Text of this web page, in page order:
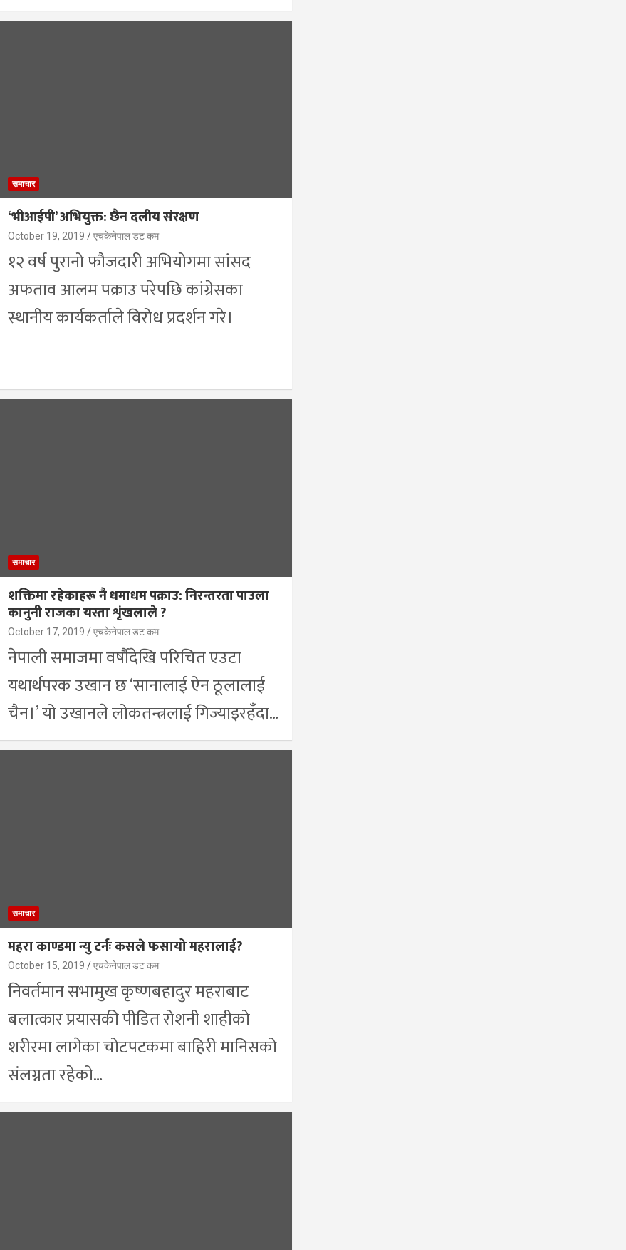
समाचार
‘भीआईपी’ अभियुक्त: छैन दलीय संरक्षण
October 19, 2019 एचकेनेपाल डट कम
१२ वर्ष पुरानो फौजदारी अभियोगमा सांसद
अफताव आलम पक्राउ परेपछि कांग्रेसका
स्थानीय कार्यकर्ताले विरोध प्रदर्शन गरे।
समाचार
शक्तिमा रहेकाहरू नै धमाधम पक्राउ: निरन्तरता पाउला
कानुनी राजका यस्ता शृंखलाले ?
October 17, 2019 एचकेनेपाल डट कम
नेपाली समाजमा वर्षौदेखि परिचित एउटा
यथार्थपरक उखान छ ‘सानालाई ऐन ठूलालाई
चैन।’ यो उखानले लोकतन्त्रलाई गिज्याइरहँदा…
समाचार
महरा काण्डमा न्यु टर्नः कसले फसायो महरालाई?
October 15, 2019 एचकेनेपाल डट कम
निवर्तमान सभामुख कृष्णबहादुर महराबाट
बलात्कार प्रयासकी पीडित रोशनी शाहीको
शरीरमा लागेका चोटपटकमा बाहिरी मानिसको
संलग्नता रहेको…